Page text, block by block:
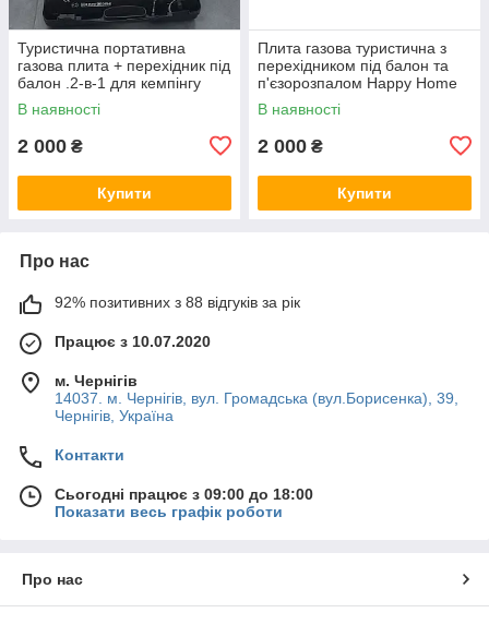
Туристична портативна
газова плита + перехідник під
балон .2-в-1 для кемпінгу
В наявності
2 000 ₴
Купити
Плита газова туристична з
перехідником під балон та
п'єзорозпалом Happy Home
BDZ-155A
В наявності
2 000 ₴
Купити
Про нас
92% позитивних з 88 відгуків за рік
Працює з 10.07.2020
м. Чернігів
14037. м. Чернігів, вул. Громадська (вул.Борисенка), 39,
Чернігів, Україна
Контакти
Сьогодні працює з 09:00 до 18:00
Показати весь графік роботи
Про нас